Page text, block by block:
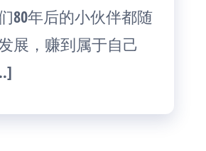
80年后的小伙伴都随
展，赚到属于自己